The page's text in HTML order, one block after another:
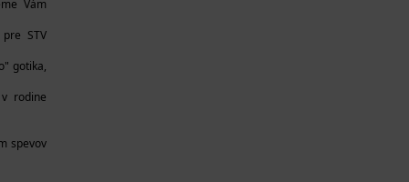
Vám
STV
gotika,
rodine
spevov